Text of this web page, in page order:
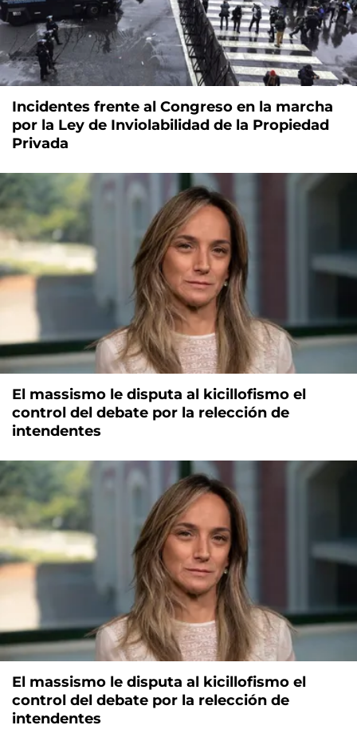
Incidentes frente al Congreso en la marcha
por la Ley de Inviolabilidad de la Propiedad
Privada
El massismo le disputa al kicillofismo el
control del debate por la relección de
intendentes
El massismo le disputa al kicillofismo el
control del debate por la relección de
intendentes